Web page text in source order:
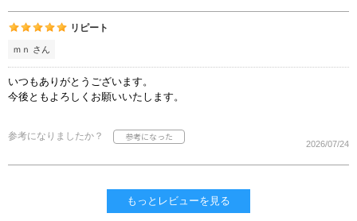
リピート
ｍｎ さん
いつもありがとうございます。
今後ともよろしくお願いいたします。
参考になりましたか？
2026/07/24
もっとレビューを見る